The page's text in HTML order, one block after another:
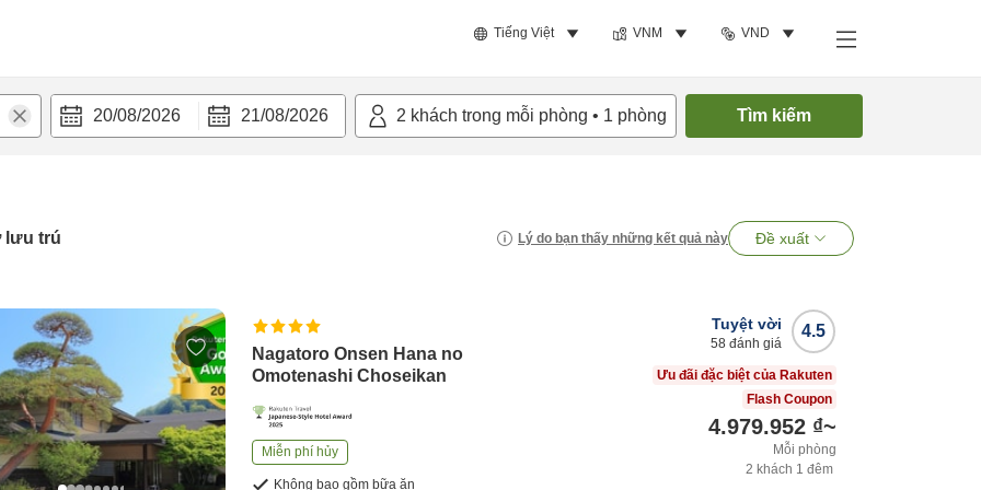
Tiếng Việt VNM VND
20/08/2026 21/08/2026 2 khách trong mỗi phòng • 1 phòng Tìm kiếm
lưu trú Lý do bạn thấy những kết quả này Đề xuất
Nagatoro Onsen Hana no
Omotenashi Choseikan
Miễn phí hủy
Không bao gồm bữa ăn
4.5
Tuyệt vời
58 đánh giá
Ưu đãi đặc biệt của Rakuten
Flash Coupon
4.979.952 ₫~
Mỗi phòng
2 khách 1 đêm